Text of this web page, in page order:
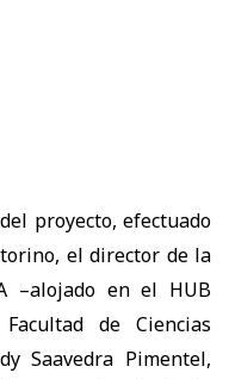
proyecto, efectuado
el director de la
–alojado en el HUB
de Ciencias
Saavedra Pimentel,